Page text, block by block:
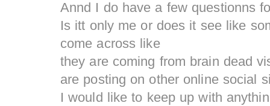
Annd I do have a few questionns
Is itt only me or does it see like
come across like
they are coming from brain dead
are posting on other online social
I would like to keep up with